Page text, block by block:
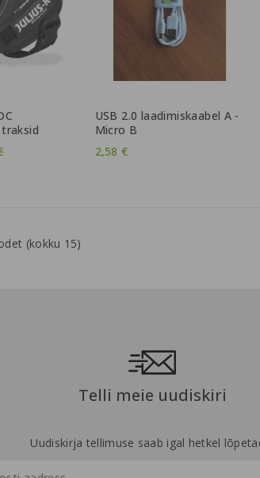
USB 2.0 laadimiskaabel A -
Micro B
2,58 €
(kokku 15)
Telli meie uudiskiri
Uudiskirja tellimuse saab igal hetkel